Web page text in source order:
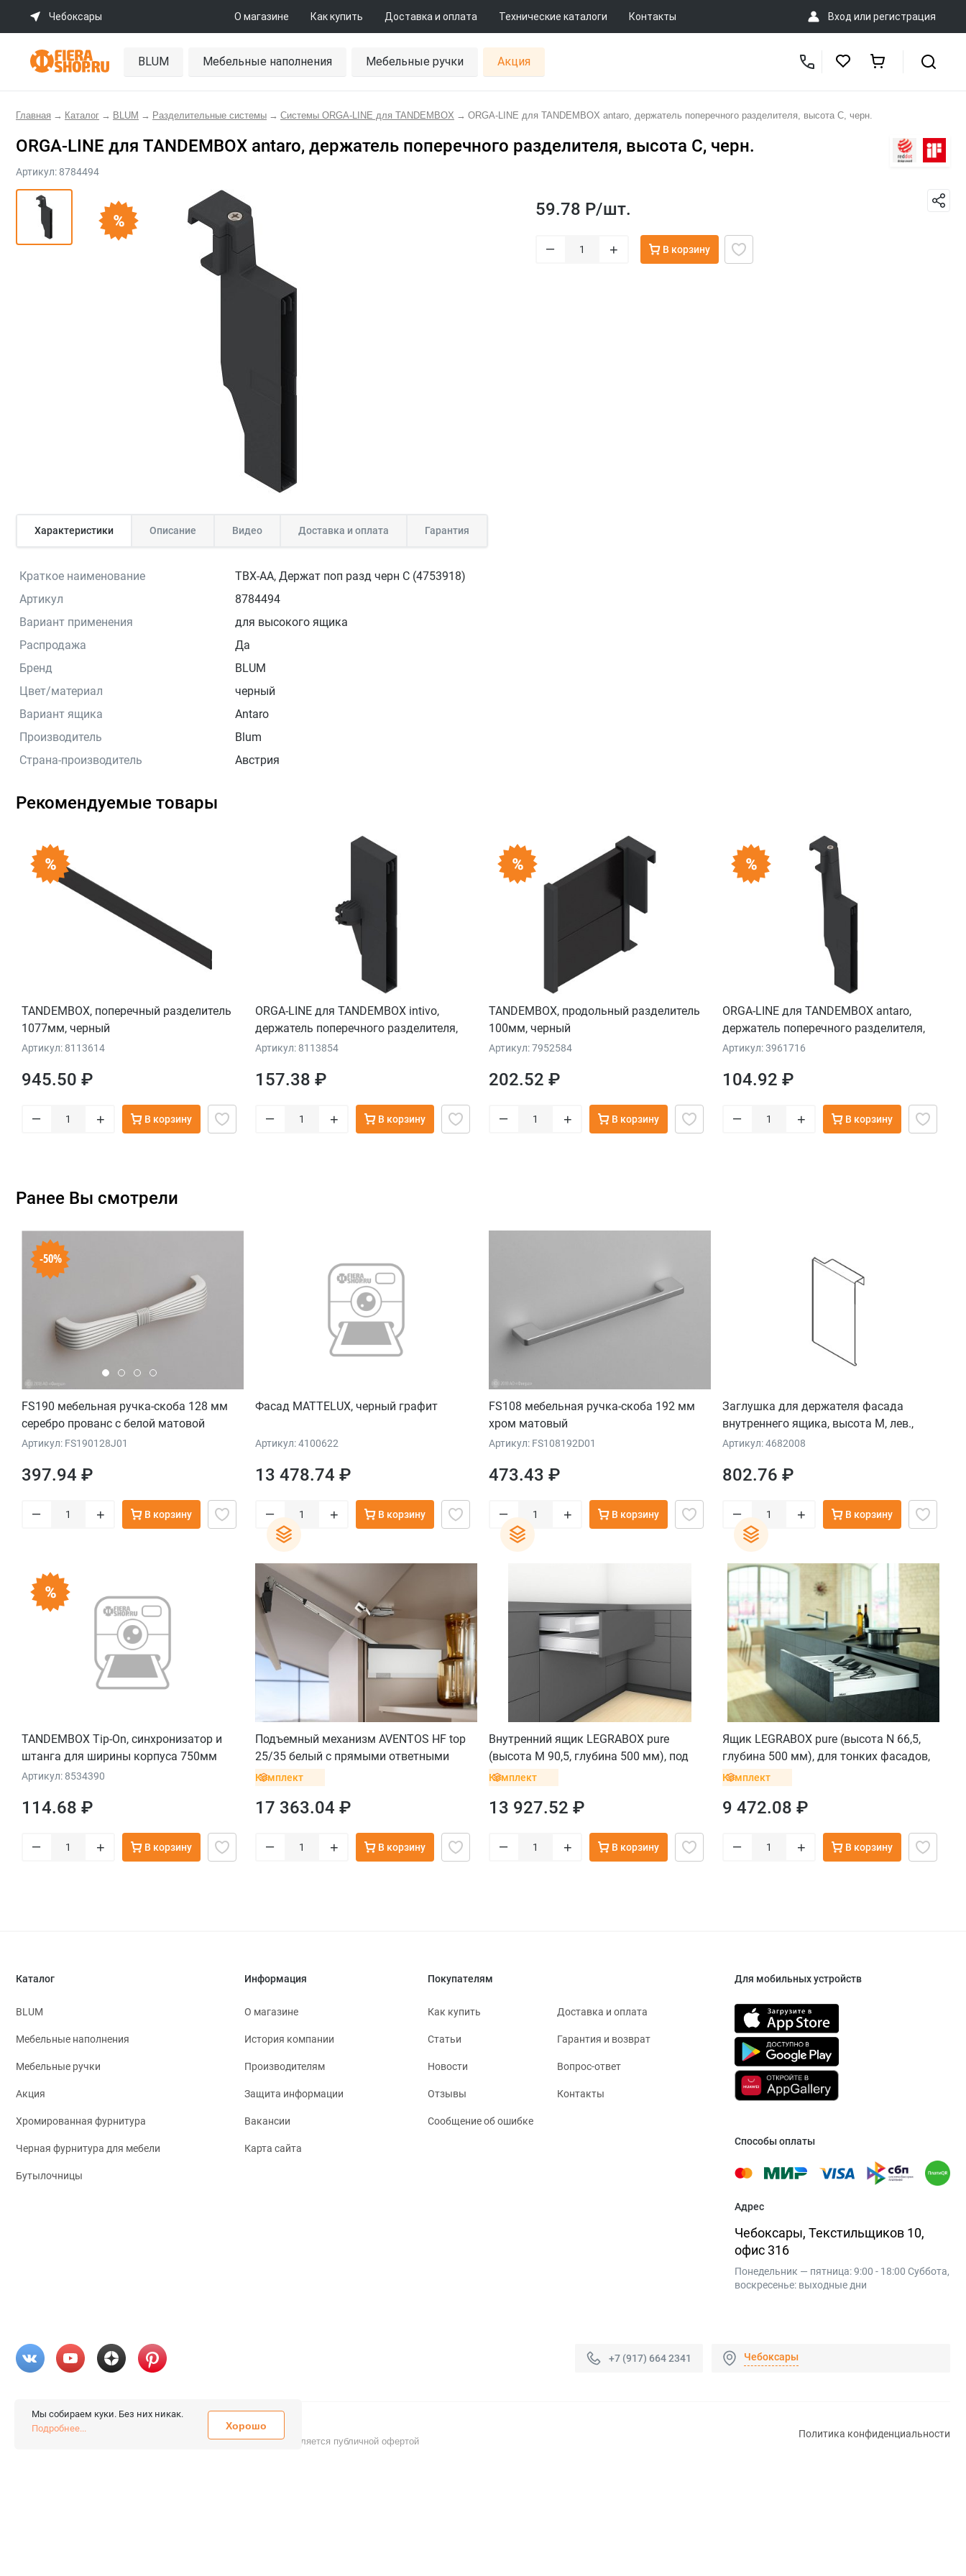
Чебоксары О магазине Как купить Доставка и оплата Технические каталоги Контакты Вход или регистрация
BLUM Мебельные наполнения Мебельные ручки Акция
Главная → Каталог → BLUM → Разделительные системы → Системы ORGA-LINE для TANDEMBOX → ORGA-LINE для TANDEMBOX antaro, держатель поперечного разделителя, высота C, черн.
ORGA-LINE для TANDEMBOX antaro, держатель поперечного разделителя, высота C, черн.
Артикул: 8784494
59.78 Р/шт.
– + В корзину
Характеристики Описание Видео Доставка и оплата Гарантия
Краткое наименование
TBX-AA, Держат поп разд черн C (4753918)
Артикул
8784494
Вариант применения
для высокого ящика
Распродажа
Да
Бренд
BLUM
Цвет/материал
черный
Вариант ящика
Antaro
Производитель
Blum
Страна-производитель
Австрия
Рекомендуемые товары
TANDEMBOX, поперечный разделитель
1077мм, черный
Артикул: 8113614
945.50 ₽
– + В корзину
ORGA-LINE для TANDEMBOX intivo,
держатель поперечного разделителя,
черный
Артикул: 8113854
157.38 ₽
– + В корзину
TANDEMBOX, продольный разделитель
100мм, черный
Артикул: 7952584
202.52 ₽
– + В корзину
ORGA-LINE для TANDEMBOX antaro,
держатель поперечного разделителя,
высота D, черн.
Артикул: 3961716
104.92 ₽
– + В корзину
Ранее Вы смотрели
-50%
FS190 мебельная ручка-скоба 128 мм
серебро прованс с белой матовой
патиной
Артикул: FS190128J01
397.94 ₽
– + В корзину
Фасад MATTELUX, черный графит
Артикул: 4100622
13 478.74 ₽
– + В корзину
FS108 мебельная ручка-скоба 192 мм
хром матовый
Артикул: FS108192D01
473.43 ₽
– + В корзину
Заглушка для держателя фасада
внутреннего ящика, высота М, лев.,
сталь, серый орион
Артикул: 4682008
802.76 ₽
– + В корзину
TANDEMBOX Tip-On, синхронизатор и
штанга для ширины корпуса 750мм
Артикул: 8534390
114.68 ₽
– + В корзину
Подъемный механизм AVENTOS HF top
25/35 белый с прямыми ответными
планками
Комплект
17 363.04 ₽
– + В корзину
Внутренний ящик LEGRABOX pure
(высота M 90,5, глубина 500 мм), под
вставку, серый орион
Комплект
13 927.52 ₽
– + В корзину
Ящик LEGRABOX pure (высота N 66,5,
глубина 500 мм), для тонких фасадов,
белый шелк
Комплект
9 472.08 ₽
– + В корзину
Каталог
BLUM
Мебельные наполнения
Мебельные ручки
Акция
Хромированная фурнитура
Черная фурнитура для мебели
Бутылочницы
Информация
О магазине
История компании
Производителям
Защита информации
Вакансии
Карта сайта
Покупателям
Как купить Доставка и оплата
Статьи Гарантия и возврат
Новости Вопрос-ответ
Отзывы Контакты
Сообщение об ошибке
Для мобильных устройств
Способы оплаты
Адрес
Чебоксары, Текстильщиков 10,
офис 316
Понедельник — пятница: 9:00 - 18:00 Суббота,
воскресенье: выходные дни
+7 (917) 664 2341 Чебоксары
© 2026 «FieraShop.ru»
Все права защищены.Не является публичной офертой
Политика конфиденциальности
Мы собираем куки. Без них никак.
Подробнее...
Хорошо